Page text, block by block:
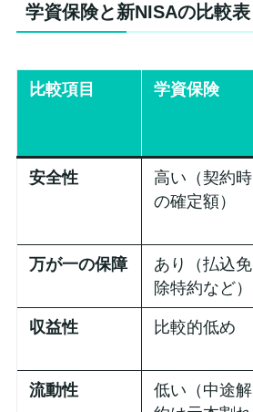
学資保険と新NISAの比較表
比較項目 学資保険
安全性
高い（契約時
の確定額）
万が一の保障
あり（払込免
除特約など）
収益性 比較的低め
流動性
低い（中途解